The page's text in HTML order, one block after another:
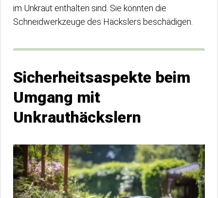
im Unkraut enthalten sind. Sie könnten die
Schneidwerkzeuge des Häckslers beschädigen.
Sicherheitsaspekte beim
Umgang mit
Unkrauthäckslern